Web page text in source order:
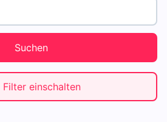
Suchen
Filter einschalten